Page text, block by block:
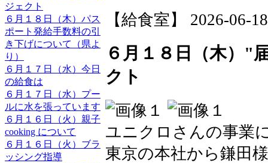
ジェクト
６月１８日（木）パス
ポート発給手数料の引
き下げについて（県よ
り）
６月１７日（水）今日
の給食は
６月１７日（水）プー
ルに水を張っています
６月１６日（火）親子
cooking について
６月１６日（火）ブラ
ッシング指導
【給食室】 2026-06-
６月１８日（木）"
クト
ユニクロさんの事業
東京の本社から鎌田